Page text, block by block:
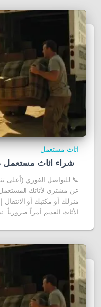
اثاث مستعمل
شراء اثاث مستعمل
عن مشتري لأثاثك
منزلك أو مكتبك أو
الأثاث القديم أمراً ضرورياً.